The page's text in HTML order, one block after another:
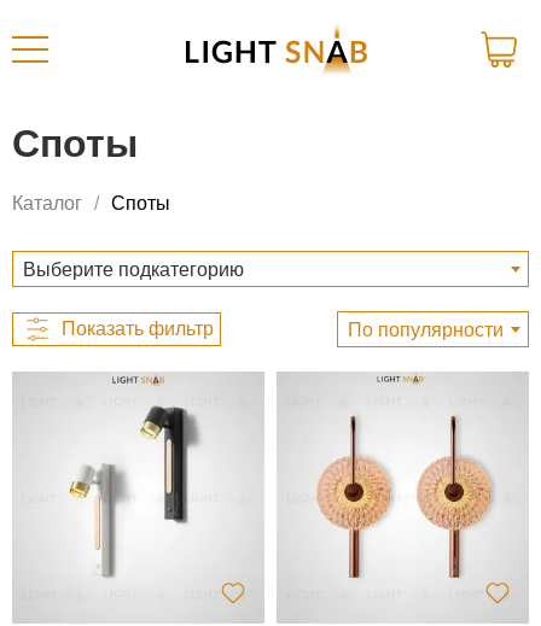
Споты
Каталог Споты
Выберите подкатегорию
По популярности